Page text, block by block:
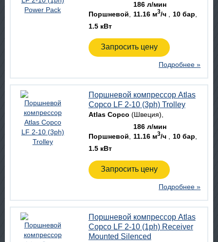
Поршневой
186 л/мин
11.16 м3/ч
10 бар
1.5 кВт
Запросить цену
Подробнее »
Поршневой компрессор Atlas
Copco LF 2-10 (3ph) Trolley
Atlas Copco (Швеция)
Поршневой
186 л/мин
11.16 м3/ч
10 бар
1.5 кВт
Запросить цену
Подробнее »
Поршневой компрессор Atlas
Copco LF 2-10 (1ph) Receiver
Mounted Silenced